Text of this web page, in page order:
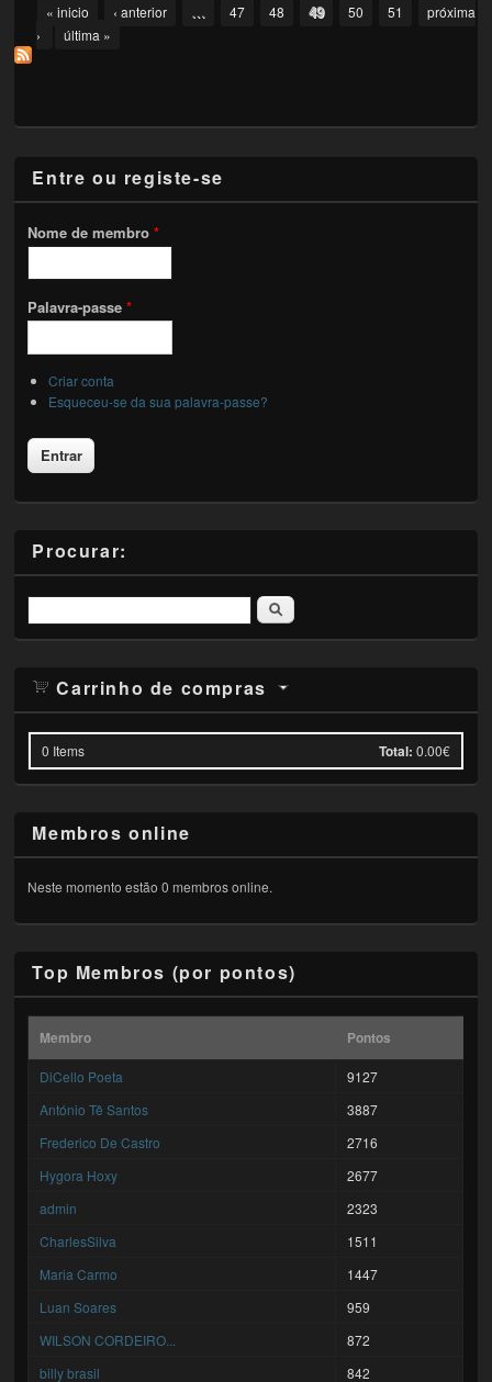
Pages« inicio ‹ anterior … 47 48 49 50 51
próxima
›
última »
Entre ou registe-se
Nome de membro*
Palavra-passe*
Criar conta
Esqueceu-se da sua palavra-passe?
Procurar:
Pesquisar
Carrinho de compras
0 Items Total: 0.00€
Membros online
Neste momento estão 0 membros online.
Top Membros (por pontos)
Membro Pontos
DiCello Poeta
9127
António Tê Santos
3887
Frederico De Castro
2716
Hygora Hoxy
2677
admin
2323
CharlesSilva
1511
Maria Carmo
1447
Luan Soares
959
WILSON CORDEIRO...
872
billy brasil
842